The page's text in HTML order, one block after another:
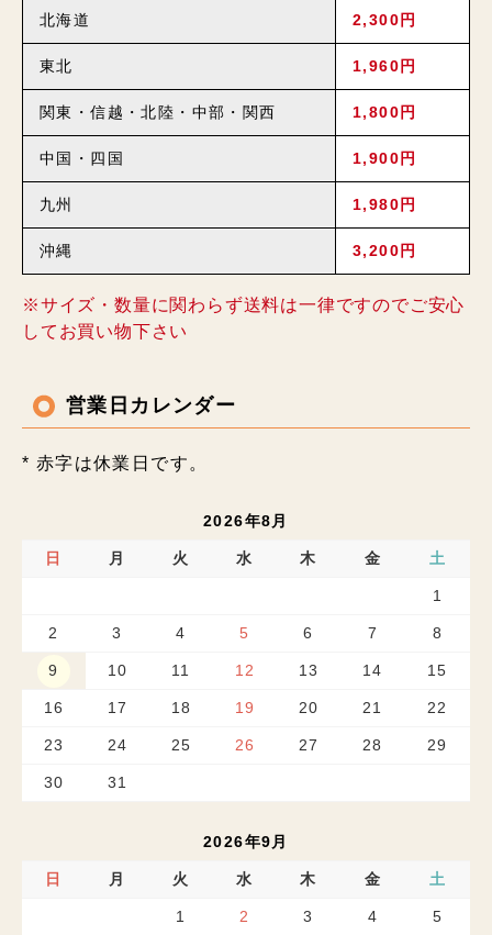
北海道 2,300円
東北 1,960円
関東・信越・北陸・中部・関西 1,800円
中国・四国 1,900円
九州 1,980円
沖縄 3,200円
※サイズ・数量に関わらず送料は一律ですのでご安心
してお買い物下さい
営業日カレンダー
* 赤字は休業日です。
2026年8月
日 月 火 水 木 金 土
1
2 3 4 5 6 7 8
9 10 11 12 13 14 15
16 17 18 19 20 21 22
23 24 25 26 27 28 29
30 31
2026年9月
日 月 火 水 木 金 土
1 2 3 4 5